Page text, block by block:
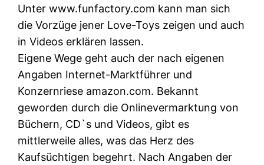
Unter www.funfactory.com kann man sich
die Vorzüge jener Love-Toys zeigen und auch
in Videos erklären lassen.
Eigene Wege geht auch der nach eigenen
Angaben Internet-Marktführer und
Konzernriese amazon.com. Bekannt
geworden durch die Onlinevermarktung von
Büchern, CD`s und Videos, gibt es
mittlerweile alles, was das Herz des
Kaufsüchtigen begehrt. Nach Angaben der